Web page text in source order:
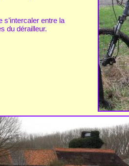
s’intercaler entre la
du dérailleur.